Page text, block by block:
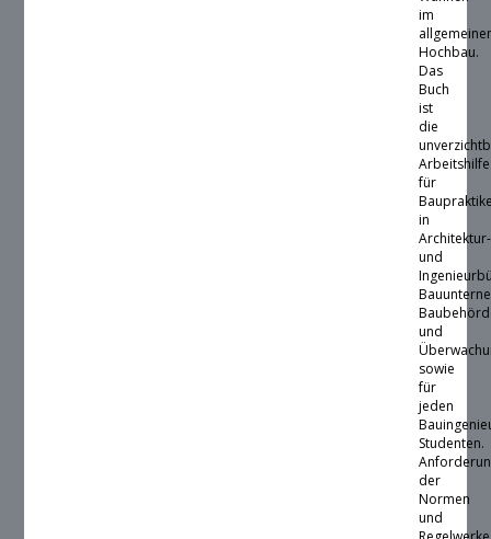
im
Hochbau.
Das
Buch
ist
die
Arbeitshilfe
für
in
Architektur-
und
und
sowie
für
jeden
Studenten.
der
Normen
und